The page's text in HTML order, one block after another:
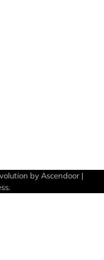
by Ascendoor|
.